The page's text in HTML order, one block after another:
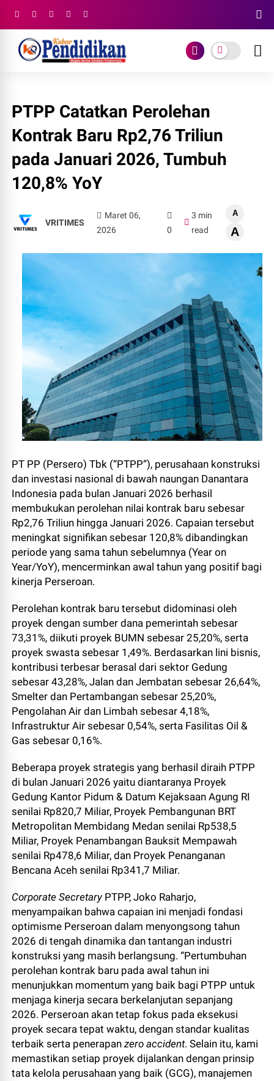
PTPP Catatkan Perolehan
Kontrak Baru Rp2,76 Triliun
pada Januari 2026, Tumbuh
120,8% YoY
VRITIMES
Maret 06,
2026
0
3 min
read
A
A
PT PP (Persero) Tbk (“PTPP”), perusahaan konstruksi
dan investasi nasional di bawah naungan Danantara
Indonesia pada bulan Januari 2026 berhasil
membukukan perolehan nilai kontrak baru sebesar
Rp2,76 Triliun hingga Januari 2026. Capaian tersebut
meningkat signifikan sebesar 120,8% dibandingkan
periode yang sama tahun sebelumnya (Year on
Year/YoY), mencerminkan awal tahun yang positif bagi
kinerja Perseroan.
Perolehan kontrak baru tersebut didominasi oleh
proyek dengan sumber dana pemerintah sebesar
73,31%, diikuti proyek BUMN sebesar 25,20%, serta
proyek swasta sebesar 1,49%. Berdasarkan lini bisnis,
kontribusi terbesar berasal dari sektor Gedung
sebesar 43,28%, Jalan dan Jembatan sebesar 26,64%,
Smelter dan Pertambangan sebesar 25,20%,
Pengolahan Air dan Limbah sebesar 4,18%,
Infrastruktur Air sebesar 0,54%, serta Fasilitas Oil &
Gas sebesar 0,16%.
Beberapa proyek strategis yang berhasil diraih PTPP
di bulan Januari 2026 yaitu diantaranya Proyek
Gedung Kantor Pidum & Datum Kejaksaan Agung RI
senilai Rp820,7 Miliar, Proyek Pembangunan BRT
Metropolitan Membidang Medan senilai Rp538,5
Miliar, Proyek Penambangan Bauksit Mempawah
senilai Rp478,6 Miliar, dan Proyek Penanganan
Bencana Aceh senilai Rp341,7 Miliar.
Corporate SecretaryPTPP, Joko Raharjo,
menyampaikan bahwa capaian ini menjadi fondasi
optimisme Perseroan dalam menyongsong tahun
2026 di tengah dinamika dan tantangan industri
konstruksi yang masih berlangsung. “Pertumbuhan
perolehan kontrak baru pada awal tahun ini
menunjukkan momentum yang baik bagi PTPP untuk
menjaga kinerja secara berkelanjutan sepanjang
2026. Perseroan akan tetap fokus pada eksekusi
proyek secara tepat waktu, dengan standar kualitas
terbaik serta penerapanzero accident. Selain itu, kami
memastikan setiap proyek dijalankan dengan prinsip
tata kelola perusahaan yang baik (GCG), manajemen